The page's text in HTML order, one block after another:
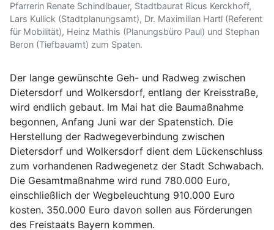
Pfarrerin Renate Schindlbauer, Stadtbaurat Ricus Kerckhoff,
Lars Kullick (Stadtplanungsamt), Dr. Maximilian Hartl (Referent
für Mobilität), Heinz Mathis (Planungsbüro Paul) und Stephan
Beron (Tiefbauamt) zum Spaten.
Der lange gewünschte Geh- und Radweg zwischen
Dietersdorf und Wolkersdorf, entlang der Kreisstraße,
wird endlich gebaut. Im Mai hat die Baumaßnahme
begonnen, Anfang Juni war der Spatenstich. Die
Herstellung der Radwegeverbindung zwischen
Dietersdorf und Wolkersdorf dient dem Lückenschluss
zum vorhandenen Radwegenetz der Stadt Schwabach.
Die Gesamtmaßnahme wird rund 780.000 Euro,
einschließlich der Wegbeleuchtung 910.000 Euro
kosten. 350.000 Euro davon sollen aus Förderungen
des Freistaats Bayern kommen.